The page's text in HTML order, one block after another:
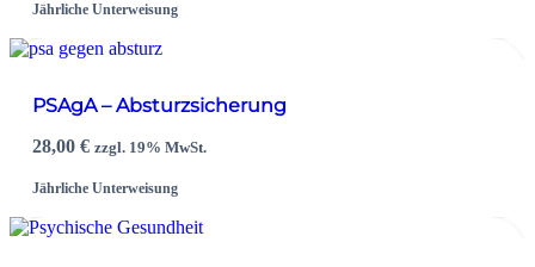
Jährliche Unterweisung
PSAgA – Absturzsicherung
28,00€ zzgl. 19% MwSt.
Jährliche Unterweisung